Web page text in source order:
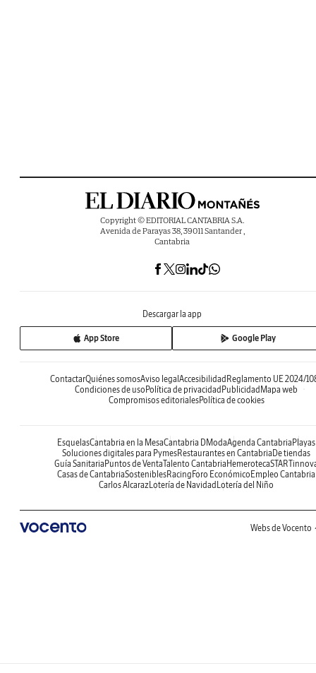
Copyright © EDITORIAL CANTABRIA S.A.
Avenida de Parayas 38, 39011 Santander ,
Cantabria
Descargar la app
App Store Google Play
ContactarQuiénes somosAviso legalAccesibilidadReglamento UE 2024/
Condiciones de usoPolítica de privacidadPublicidadMapa web
Compromisos editorialesPolítica de cookies
EsquelasCantabria en la MesaCantabria DModaAgenda CantabriaPlayas
Soluciones digitales para PymesRestaurantes en CantabriaDe tiendas
Guía SanitariaPuntos de VentaTalento CantabriaHemeroteca
Casas de CantabriaSosteniblesRacingForo EconómicoEmpleo Cantabria
Carlos AlcarazLotería de NavidadLotería del Niño
Webs de Vocento